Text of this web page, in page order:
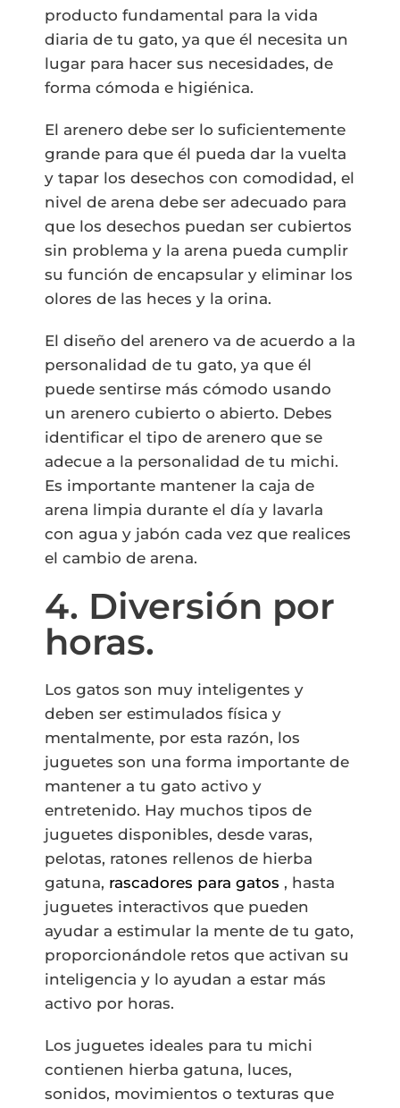
producto fundamental para la vida
diaria de tu gato, ya que él necesita un
lugar para hacer sus necesidades, de
forma cómoda e higiénica.
El arenero debe ser lo suficientemente
grande para que él pueda dar la vuelta
y tapar los desechos con comodidad, el
nivel de arena debe ser adecuado para
que los desechos puedan ser cubiertos
sin problema y la arena pueda cumplir
su función de encapsular y eliminar los
olores de las heces y la orina.
El diseño del arenero va de acuerdo a la
personalidad de tu gato, ya que él
puede sentirse más cómodo usando
un arenero cubierto o abierto. Debes
identificar el tipo de arenero que se
adecue a la personalidad de tu michi.
Es importante mantener la caja de
arena limpia durante el día y lavarla
con agua y jabón cada vez que realices
el cambio de arena.
4. Diversión por
horas.
Los gatos son muy inteligentes y
deben ser estimulados física y
mentalmente, por esta razón, los
juguetes son una forma importante de
mantener a tu gato activo y
entretenido. Hay muchos tipos de
juguetes disponibles, desde varas,
pelotas, ratones rellenos de hierba
gatuna, rascadores para gatos , hasta
juguetes interactivos que pueden
ayudar a estimular la mente de tu gato,
proporcionándole retos que activan su
inteligencia y lo ayudan a estar más
activo por horas.
Los juguetes ideales para tu michi
contienen hierba gatuna, luces,
sonidos, movimientos o texturas que